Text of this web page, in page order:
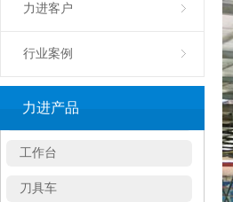
力进客户
行业案例
力进产品
工具柜